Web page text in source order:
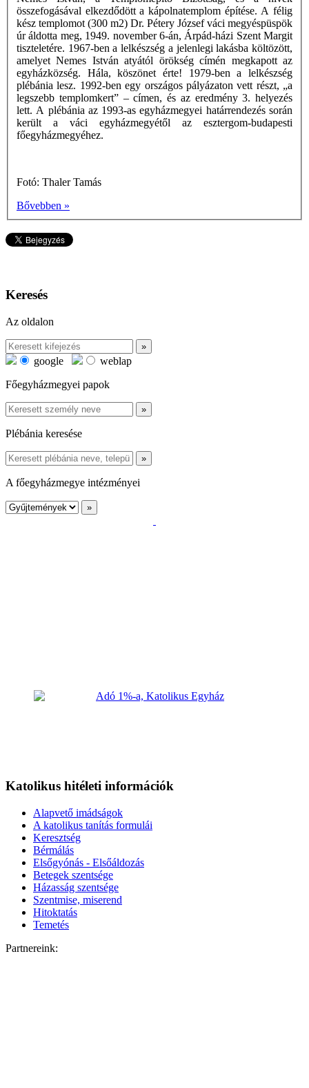
összefogásával elkezdődött a kápolnatemplom építése. A félig
kész templomot (300 m2) Dr. Pétery József váci megyéspüspök
úr áldotta meg, 1949. november 6-án, Árpád-házi Szent Margit
tiszteletére. 1967-ben a lelkészség a jelenlegi lakásba költözött,
amelyet Nemes István atyától örökség címén megkapott az
egyházközség. Hála, köszönet érte! 1979-ben a lelkészség
plébánia lesz. 1992-ben egy országos pályázaton vett részt, „a
legszebb templomkert” – címen, és az eredmény 3. helyezés
lett. A plébánia az 1993-as egyházmegyei határrendezés során
került a váci egyházmegyétől az esztergom-budapesti
főegyházmegyéhez.
Fotó: Thaler Tamás
Bővebben »
Keresés
Az oldalon
google
weblap
Főegyházmegyei papok
Plébánia keresése
A főegyházmegye intézményei
Katolikus hitéleti információk
Alapvető imádságok
A katolikus tanítás formulái
Keresztség
Bérmálás
Elsőgyónás - Elsőáldozás
Betegek szentsége
Házasság szentsége
Szentmise, miserend
Hitoktatás
Temetés
Partnereink: